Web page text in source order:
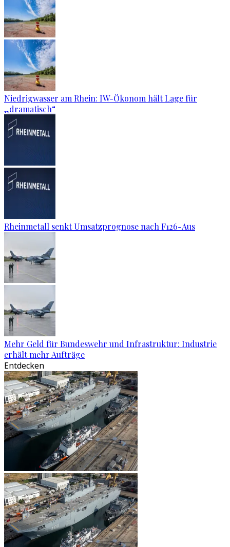
Niedrigwasser am Rhein: IW-Ökonom hält Lage für
„dramatisch“
Rheinmetall senkt Umsatzprognose nach F126-Aus
Mehr Geld für Bundeswehr und Infrastruktur: Industrie
erhält mehr Aufträge
Entdecken